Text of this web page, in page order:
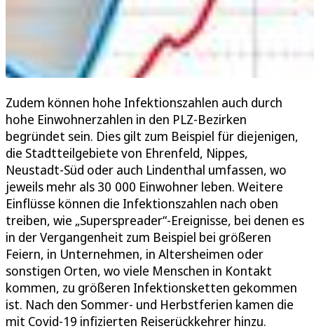
Zudem können hohe Infektionszahlen auch durch
hohe Einwohnerzahlen in den PLZ-Bezirken
begründet sein. Dies gilt zum Beispiel für diejenigen,
die Stadtteilgebiete von Ehrenfeld, Nippes,
Neustadt-Süd oder auch Lindenthal umfassen, wo
jeweils mehr als 30 000 Einwohner leben. Weitere
Einflüsse können die Infektionszahlen nach oben
treiben, wie „Superspreader“-Ereignisse, bei denen es
in der Vergangenheit zum Beispiel bei größeren
Feiern, in Unternehmen, in Altersheimen oder
sonstigen Orten, wo viele Menschen in Kontakt
kommen, zu größeren Infektionsketten gekommen
ist. Nach den Sommer- und Herbstferien kamen die
mit Covid-19 infizierten Reiserückkehrer hinzu.